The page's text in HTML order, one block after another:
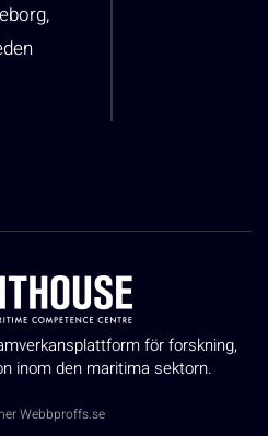
för forskning,
inom den maritima sektorn.
Webbproffs.se